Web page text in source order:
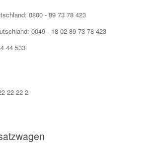
0800 - 89 73 78 423
0049 - 18 02 89 73 78 423
44 533
22 22 2